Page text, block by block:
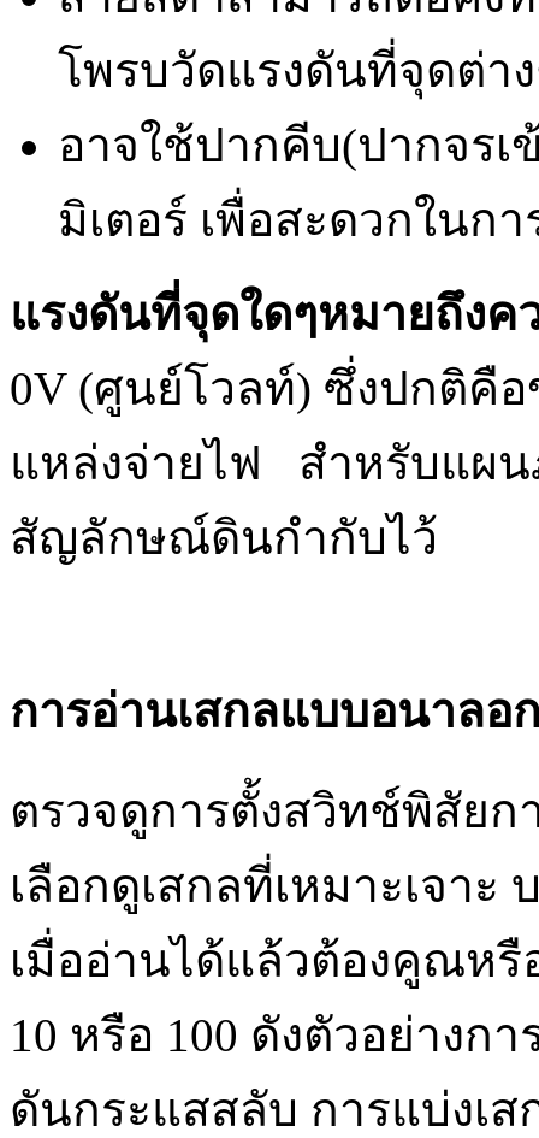
โพรบวัดแรงดันที่จุดต่า
อาจใช้ปากคีบ(ปากจร
มิเตอร์ เพื่อสะดวกในก
แรงดันที่จุดใดๆหมายถึง
0V (ศูนย์โวลท์) ซึ่งปกติคื
แหล่งจ่ายไฟ สำหรับแผน
สัญลักษณ์ดินกำกับไว้
การอ่านเสกลแบบอนาลอ
ตรวจดูการตั้งสวิทช์พิสัยก
เลือกดูเสกลที่เหมาะเจาะ
เมื่ออ่านได้แล้วต้องคูณหรื
10 หรือ 100 ดังตัวอย่างก
ดันกระแสสลับ การแบ่งเ